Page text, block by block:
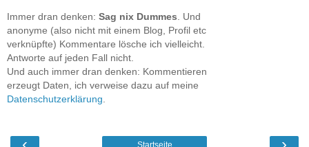
Immer dran denken: Sag nix Dummes . Und
anonyme (also nicht mit einem Blog, Profil etc
verknüpfte) Kommentare lösche ich vielleicht.
Antworte auf jeden Fall nicht.
Und auch immer dran denken: Kommentieren
erzeugt Daten, ich verweise dazu auf meine
Datenschutzerklärung
Startseite